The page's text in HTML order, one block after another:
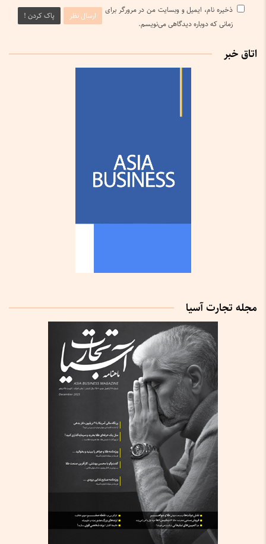
ارسال نظر پاک کردن !
ذخیره نام، ایمیل و وبسایت من در مرورگر برای
زمانی که دوباره دیدگاهی می‌نویسم.
اتاق خبر
مجله تجارت آسیا